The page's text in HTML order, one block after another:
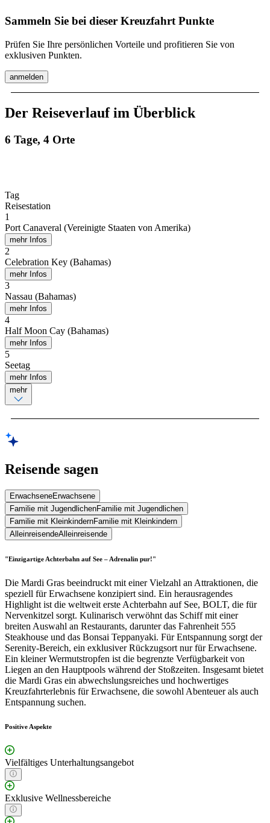
Sammeln Sie bei dieser Kreuzfahrt Punkte
Prüfen Sie Ihre persönlichen Vorteile und profitieren Sie von
exklusiven Punkten.
anmelden
Der Reiseverlauf im Überblick
6 Tage, 4 Orte
Tag
Reisestation
1
Port Canaveral (Vereinigte Staaten von Amerika)
mehr Infos
2
Celebration Key (Bahamas)
mehr Infos
3
Nassau (Bahamas)
mehr Infos
4
Half Moon Cay (Bahamas)
mehr Infos
5
Seetag
mehr Infos
mehr
Reisende sagen
ErwachseneErwachsene
Familie mit JugendlichenFamilie mit Jugendlichen
Familie mit KleinkindernFamilie mit Kleinkindern
AlleinreisendeAlleinreisende
"Einzigartige Achterbahn auf See – Adrenalin pur!"
Die Mardi Gras beeindruckt mit einer Vielzahl an Attraktionen, die
speziell für Erwachsene konzipiert sind. Ein herausragendes
Highlight ist die weltweit erste Achterbahn auf See, BOLT, die für
Nervenkitzel sorgt. Kulinarisch verwöhnt das Schiff mit einer
breiten Auswahl an Restaurants, darunter das Fahrenheit 555
Steakhouse und das Bonsai Teppanyaki. Für Entspannung sorgt der
Serenity-Bereich, ein exklusiver Rückzugsort nur für Erwachsene.
Ein kleiner Wermutstropfen ist die begrenzte Verfügbarkeit von
Liegen an den Hauptpools während der Stoßzeiten. Insgesamt bietet
die Mardi Gras ein abwechslungsreiches und hochwertiges
Kreuzfahrterlebnis für Erwachsene, die sowohl Abenteuer als auch
Entspannung suchen.
Positive Aspekte
Vielfältiges Unterhaltungsangebot
Exklusive Wellnessbereiche